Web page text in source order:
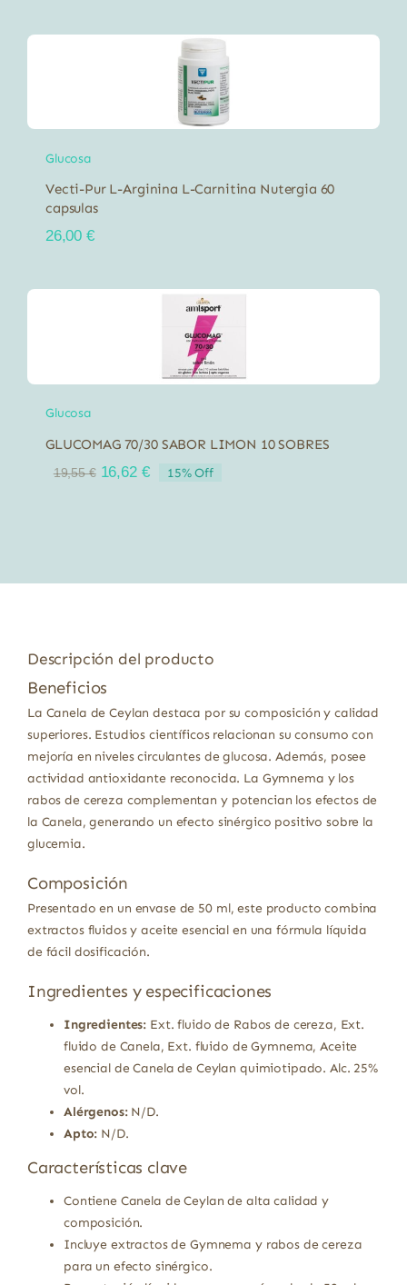
Glucosa
Vecti-Pur L-Arginina L-Carnitina Nutergia 60
capsulas
26,00 €
Glucosa
GLUCOMAG 70/30 SABOR LIMON 10 SOBRES
19,55€ El
16,62 €El
15% Off
Descripción del producto
Beneficios
La Canela de Ceylan destaca por su composición y calidad
superiores. Estudios científicos relacionan su consumo con
mejoría en niveles circulantes de glucosa. Además, posee
actividad antioxidante reconocida. La Gymnema y los
rabos de cereza complementan y potencian los efectos de
la Canela, generando un efecto sinérgico positivo sobre la
glucemia.
Composición
Presentado en un envase de 50 ml, este producto combina
extractos fluidos y aceite esencial en una fórmula líquida
de fácil dosificación.
Ingredientes y especificaciones
Ingredientes: Ext. fluido de Rabos de cereza, Ext.
fluido de Canela, Ext. fluido de Gymnema, Aceite
esencial de Canela de Ceylan quimiotipado. Alc. 25%
vol.
Alérgenos:N/D.
Apto: N/D.
Características clave
Contiene Canela de Ceylan de alta calidad y
composición.
Incluye extractos de Gymnema y rabos de cereza
para un efecto sinérgico.